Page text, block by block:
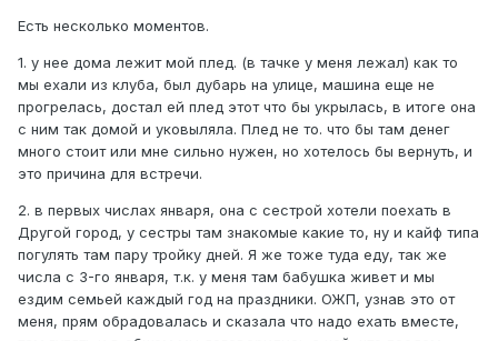
Есть несколько моментов.
1. у нее дома лежит мой плед. (в тачке у меня лежал) как то
мы ехали из клуба, был дубарь на улице, машина еще не
прогрелась, достал ей плед этот что бы укрылась, в итоге она
с ним так домой и уковыляла. Плед не то. что бы там денег
много стоит или мне сильно нужен, но хотелось бы вернуть, и
это причина для встречи.
2. в первых числах января, она с сестрой хотели поехать в
Другой город, у сестры там знакомые какие то, ну и кайф типа
погулять там пару тройку дней. Я же тоже туда еду, так же
числа с 3-го января, т.к. у меня там бабушка живет и мы
ездим семьей каждый год на праздники. ОЖП, узнав это от
меня, прям обрадовалась и сказала что надо ехать вместе,